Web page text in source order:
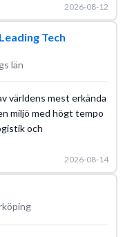
2026-08-12
Tech
län
världens mest erkända
miljö med högt tempo
och
2026-08-14